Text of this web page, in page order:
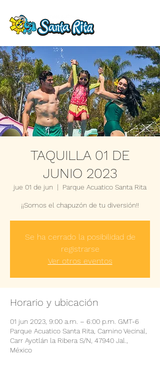
TAQUILLA 01 DE
JUNIO 2023
jue 01 de jun
  |
Parque Acuatico Santa Rita
¡¡Somos el chapuzón de tu diversión!!
Se ha cerrado la posibilidad de
registrarse
Ver otros eventos
Horario y ubicación
01 jun 2023, 9:00 a.m. – 6:00 p.m. GMT-6
Parque Acuatico Santa Rita, Camino Vecinal,
Carr Ayotlán la Ribera S/N, 47940 Jal.,
México